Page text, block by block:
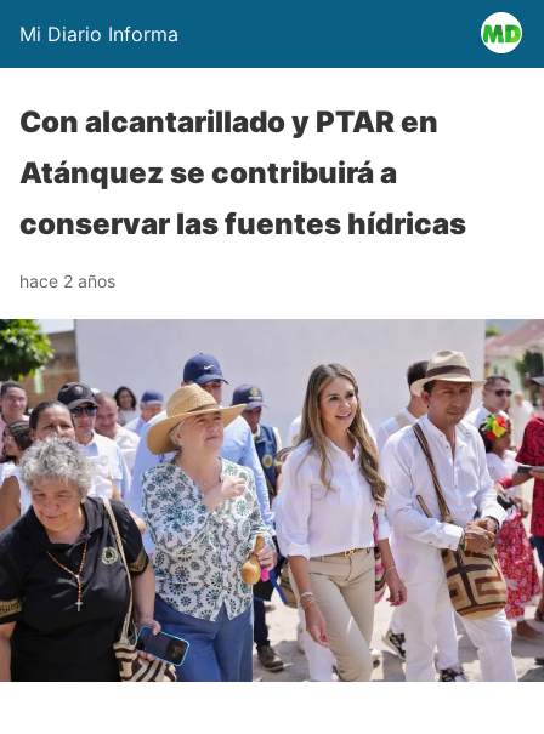
Mi Diario Informa
Con alcantarillado y PTAR en
Atánquez se contribuirá a
conservar las fuentes hídricas
hace 2 años